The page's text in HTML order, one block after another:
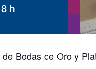
Bodas de Oro y